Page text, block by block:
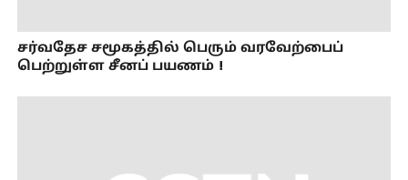
சர்வதேச சமூகத்தில் பெரும் வரவேற்பைப்
பெற்றுள்ள சீனப் பயணம்！